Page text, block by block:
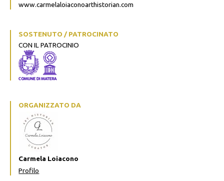
www.carmelaloiaconoarthistorian.com
SOSTENUTO / PATROCINATO
CON IL PATROCINIO
ORGANIZZATO DA
Carmela Loiacono
Profilo